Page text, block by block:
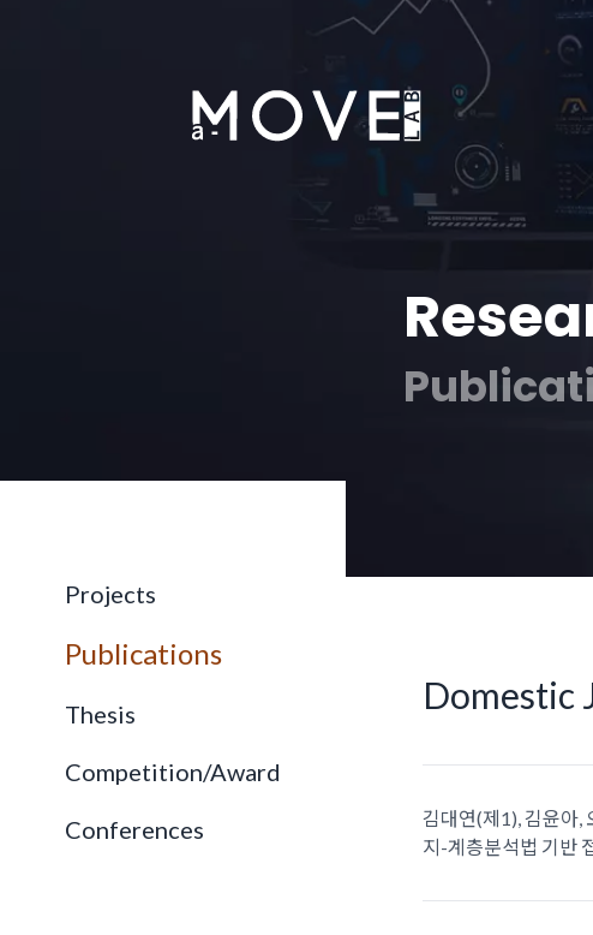
Projects
Publications
Thesis
Competition/Award
Conferences
Domestic
김대연(제1), 김윤아,
지-계층분석법 기반